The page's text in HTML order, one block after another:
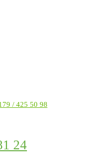
/ 425 50 98
24